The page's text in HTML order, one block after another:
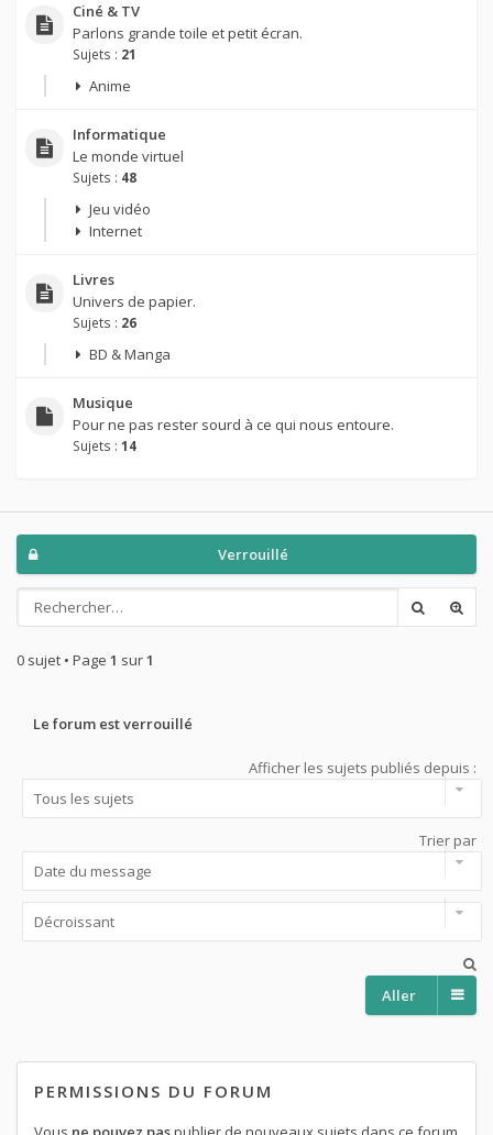
Ciné & TV
Parlons grande toile et petit écran.
Sujets : 21
Anime
Informatique
Le monde virtuel
Sujets : 48
Jeu vidéo
Internet
Livres
Univers de papier.
Sujets : 26
BD & Manga
Musique
Pour ne pas rester sourd à ce qui nous entoure.
Sujets : 14
Verrouillé
0 sujet • Page 1 sur1
Le forum est verrouillé
Afficher les sujets publiés depuis :
Trier par
Aller
PERMISSIONS DU FORUM